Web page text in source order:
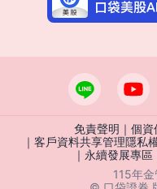
免責聲明 ｜ 個資
｜ 客戶資料共享管理隱私
｜ 永續發展專區
115年